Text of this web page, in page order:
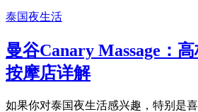
泰国夜生活
曼谷Canary Massage：
按摩店详解
如果你对泰国夜生活感兴趣，特别是